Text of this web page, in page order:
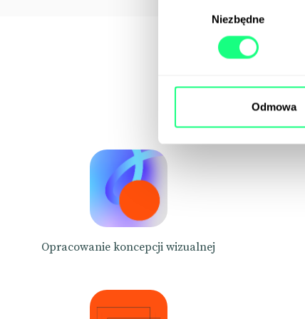
Niezbędne
Odmowa
Opracowanie koncepcji wizualnej